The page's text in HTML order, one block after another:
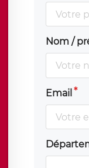
Nom /
Email